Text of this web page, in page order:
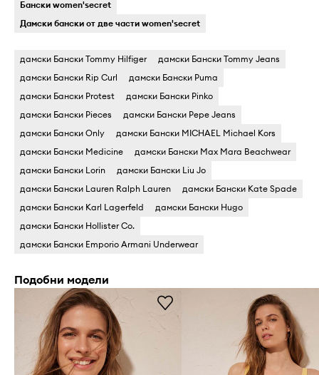
Бански women'secret
Дамски бански от две части women'secret
дамски Бански Tommy Hilfiger
дамски Бански Tommy Jeans
дамски Бански Rip Curl
дамски Бански Puma
дамски Бански Protest
дамски Бански Pinko
дамски Бански Pieces
дамски Бански Pepe Jeans
дамски Бански Only
дамски Бански MICHAEL Michael Kors
дамски Бански Medicine
дамски Бански Max Mara Beachwear
дамски Бански Lorin
дамски Бански Liu Jo
дамски Бански Lauren Ralph Lauren
дамски Бански Kate Spade
дамски Бански Karl Lagerfeld
дамски Бански Hugo
дамски Бански Hollister Co.
дамски Бански Emporio Armani Underwear
Подобни модели